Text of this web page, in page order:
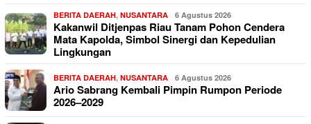
BERITA DAERAH, NUSANTARA 6 Agustus 2026
Kakanwil Ditjenpas Riau Tanam Pohon Cendera
Mata Kapolda, Simbol Sinergi dan Kepedulian
Lingkungan
BERITA DAERAH, NUSANTARA 6 Agustus 2026
Ario Sabrang Kembali Pimpin Rumpon Periode
2026–2029